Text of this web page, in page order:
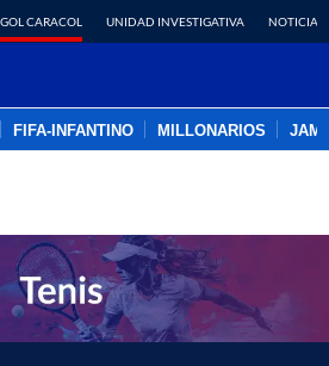
GOL CARACOL UNIDAD INVESTIGATIVA NOTICIAS
FIFA-INFANTINO MILLONARIOS